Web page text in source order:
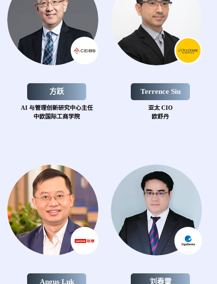
方跃
AI 与管理创新研究中心主任
中欧国际工商学院
Terrence Siu
亚太 CIO
欧舒丹
Angus Luk 刘春雷